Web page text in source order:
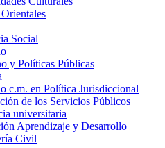
Social
y Políticas Públicas
c.m. en Política Jurisdiccional
de los Servicios Públicos
universitaria
Aprendizaje y Desarrollo
Civil